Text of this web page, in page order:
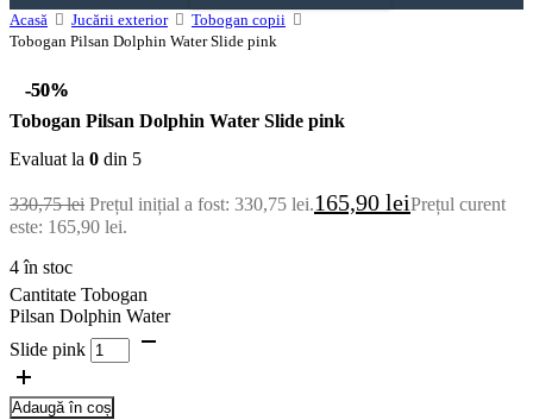
Acasă
Jucării exterior
Tobogan copii
Tobogan Pilsan Dolphin Water Slide pink
-50%
-50%
Tobogan Pilsan Dolphin Water Slide pink
Evaluat la 0 din 5
330,75lei Prețul inițial a fost: 330,75 lei.165,90 leiPrețul curent
este: 165,90 lei.
4 în stoc
Cantitate Tobogan
Pilsan Dolphin Water
Slide pink
Adaugă în coș